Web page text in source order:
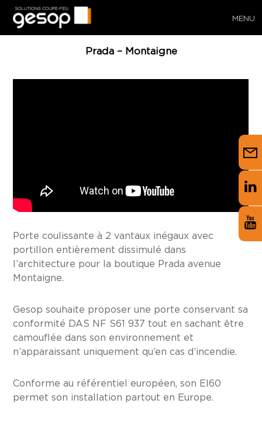
MENU
Prada – Montaigne
Porte coulissante à 2 vantaux inégaux avec
portillon entièrement dissimulé dans
l’architecture pour la boutique Prada avenue
Montaigne.
Gesop souhaite proposer une porte conservant sa
conformité DAS NF S61 937 tout en sachant être
camouflée dans son environnement et
n’apparaissant uniquement qu’en cas d’incendie.
Conforme au référentiel européen, son EI60
permet son installation partout en Europe.